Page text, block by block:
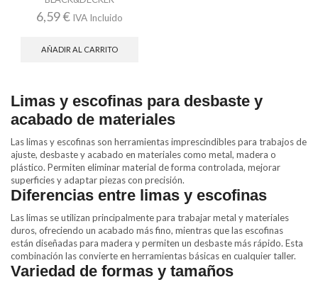
6,59€ IVA Incluido
AÑADIR AL CARRITO
Limas y escofinas para desbaste y
acabado de materiales
Las limas y escofinas son herramientas imprescindibles para trabajos de
ajuste, desbaste y acabado en materiales como metal, madera o
plástico. Permiten eliminar material de forma controlada, mejorar
superficies y adaptar piezas con precisión.
Diferencias entre limas y escofinas
Las limas se utilizan principalmente para trabajar metal y materiales
duros, ofreciendo un acabado más fino, mientras que las escofinas
están diseñadas para madera y permiten un desbaste más rápido. Esta
combinación las convierte en herramientas básicas en cualquier taller.
Variedad de formas y tamaños